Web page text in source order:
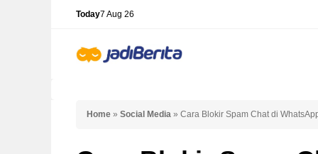
Today7 Aug 26
Home » Social Media » Cara Blokir Spam Chat di